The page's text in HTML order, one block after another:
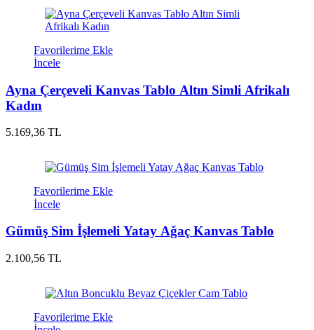
Favorilerime Ekle
İncele
Ayna Çerçeveli Kanvas Tablo Altın Simli Afrikalı
Kadın
5.169,36 TL
Favorilerime Ekle
İncele
Gümüş Sim İşlemeli Yatay Ağaç Kanvas Tablo
2.100,56 TL
Favorilerime Ekle